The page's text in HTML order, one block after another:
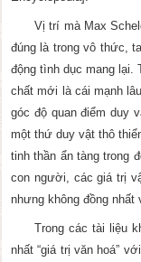
Vị trí mà Max
đúng là trong vô thức,
động tình dục mang lại.
chất mới là cái mạnh
góc độ quan điểm duy
một thứ duy vật thô
tinh thần ẩn tàng trong
con người, các giá trị
nhưng không đồng nhất
Trong các tài liệu
nhất“giá trị văn hoá” với